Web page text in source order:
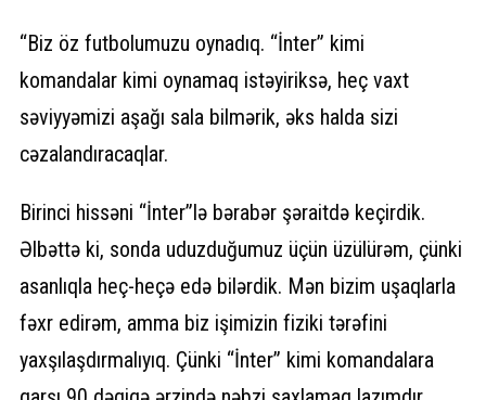
“Biz öz futbolumuzu oynadıq. “İnter” kimi
komandalar kimi oynamaq istəyiriksə, heç vaxt
səviyyəmizi aşağı sala bilmərik, əks halda sizi
cəzalandıracaqlar.
Birinci hissəni “İnter”lə bərabər şəraitdə keçirdik.
Əlbəttə ki, sonda uduzduğumuz üçün üzülürəm, çünki
asanlıqla heç-heçə edə bilərdik. Mən bizim uşaqlarla
fəxr edirəm, amma biz işimizin fiziki tərəfini
yaxşılaşdırmalıyıq. Çünki “İnter” kimi komandalara